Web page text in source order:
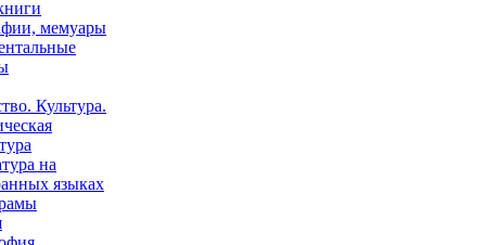
мемуары
Культура.
на
языках